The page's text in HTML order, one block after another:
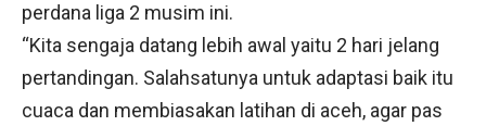
perdana liga 2 musim ini.
“Kita sengaja datang lebih awal yaitu 2 hari jelang
pertandingan. Salahsatunya untuk adaptasi baik itu
cuaca dan membiasakan latihan di aceh, agar pas